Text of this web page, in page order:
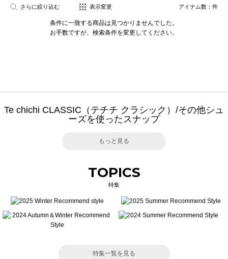
さらに絞り込む 表示変更 アイテム数： 件
条件に一致する商品は見つかりませんでした。
お手数ですが、検索条件を変更してください。
Te chichi CLASSIC（テチチ クラシック）/その他シュ
ーズを使ったスナップ
もっと見る
TOPICS
特集
特集一覧を見る